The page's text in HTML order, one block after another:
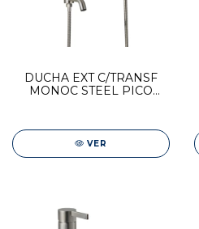
DUCHA EXT C/TRANSF
MONOC STEEL PICO
VER